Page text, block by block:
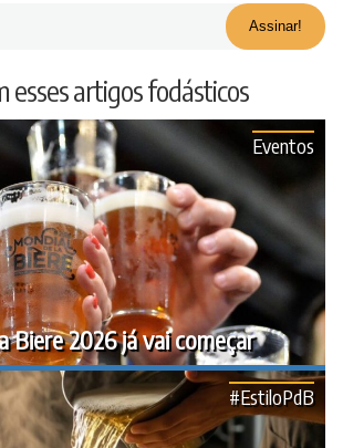
esses artigos fodásticos
Biere 2026 já vai começar
Eventos
#EstiloPdB